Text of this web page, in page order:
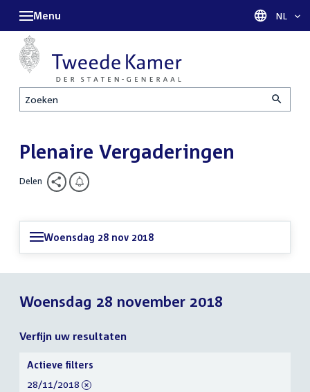
Zoeken
Menu Taal
NL
Plenaire Vergaderingen
Delen
Woensdag 28 nov 2018
Woensdag 28 november 2018
Verfijn uw resultaten
Verfijn
uw
resultaten
Actieve filters
verwijder
28/11/2018